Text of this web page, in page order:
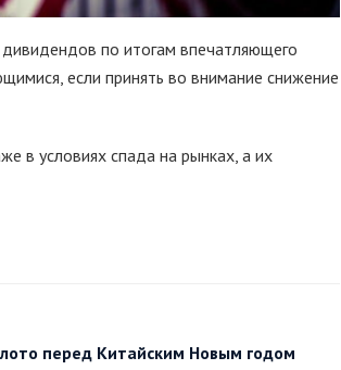
по итогам впечатляющего
если принять во внимание снижение
в условиях спада на рынках, а их
перед Китайским Новым годом